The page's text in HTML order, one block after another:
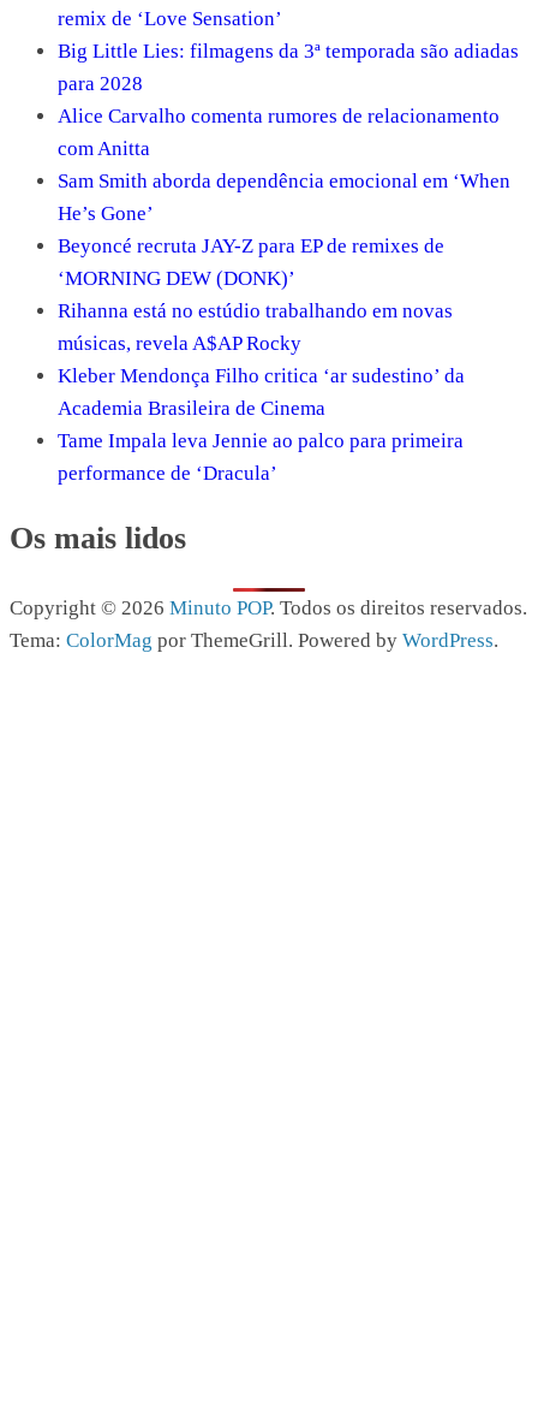
remix de ‘Love Sensation’
Big Little Lies: filmagens da 3ª temporada são adiadas
para 2028
Alice Carvalho comenta rumores de relacionamento
com Anitta
Sam Smith aborda dependência emocional em ‘When
He’s Gone’
Beyoncé recruta JAY-Z para EP de remixes de
‘MORNING DEW (DONK)’
Rihanna está no estúdio trabalhando em novas
músicas, revela A$AP Rocky
Kleber Mendonça Filho critica ‘ar sudestino’ da
Academia Brasileira de Cinema
Tame Impala leva Jennie ao palco para primeira
performance de ‘Dracula’
Os mais lidos
Copyright © 2026 Minuto POP. Todos os direitos reservados.
Tema: ColorMag por ThemeGrill. Powered by WordPress.